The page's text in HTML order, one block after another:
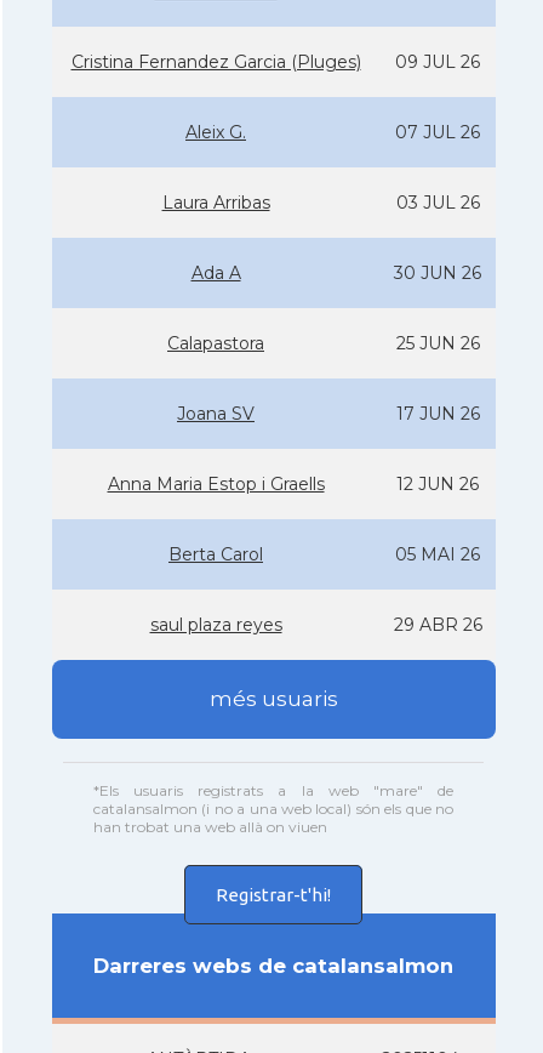
Cristina Fernandez Garcia (Pluges) 09 JUL 26
Aleix G. 07 JUL 26
Laura Arribas 03 JUL 26
Ada A 30 JUN 26
Calapastora 25 JUN 26
Joana SV 17 JUN 26
Anna Maria Estop i Graells 12 JUN 26
Berta Carol 05 MAI 26
saul plaza reyes 29 ABR 26
més usuaris
*Els usuaris registrats a la web "mare" de
catalansalmon (i no a una web local) són els que no
han trobat una web allà on viuen
Registrar-t'hi!
Darreres webs de catalansalmon